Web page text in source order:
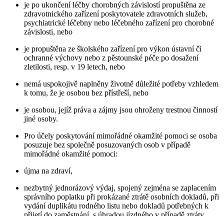
je po ukončení léčby chorobných závislostí propuštěna ze
zdravotnického zařízení poskytovatele zdravotních služeb,
psychiatrické léčebny nebo léčebného zařízení pro chorobné
závislosti, nebo
je propuštěna ze školského zařízení pro výkon ústavní či
ochranné výchovy nebo z pěstounské péče po dosažení
zletilosti, resp. v 19 letech, nebo
nemá uspokojivě naplněny životně důležité potřeby vzhledem
k tomu, že je osobou bez přístřeší, nebo
je osobou, jejíž práva a zájmy jsou ohroženy trestnou činností
jiné osoby.
Pro účely poskytování mimořádné okamžité pomoci se osoba
posuzuje bez společně posuzovaných osob v případě
mimořádné okamžité pomoci:
újma na zdraví,
nezbytný jednorázový výdaj, spojený zejména se zaplacením
správního poplatku při prokázané ztrátě osobních dokladů, při
vydání duplikátu rodného listu nebo dokladů potřebných k